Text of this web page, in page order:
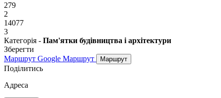
279
2
14077
3
Категорія - Пам'ятки будівництва і архітектури
Зберегти
Маршрут Google Маршрут Маршрут
Поділитись
Адреса